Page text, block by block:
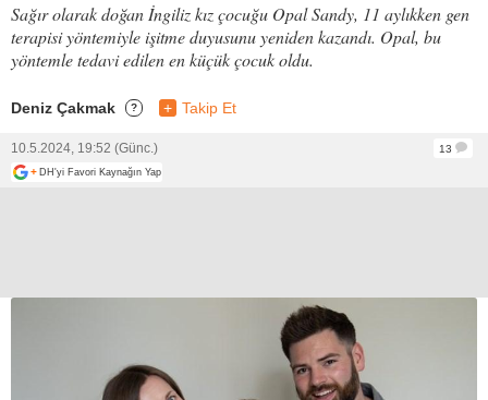
Sağır olarak doğan İngiliz kız çocuğu Opal Sandy, 11 aylıkken gen
terapisi yöntemiyle işitme duyusunu yeniden kazandı. Opal, bu
yöntemle tedavi edilen en küçük çocuk oldu.
Deniz Çakmak ? + Takip Et
10.5.2024, 19:52 (Günc.)
13
+ DH'yi Favori Kaynağın Yap